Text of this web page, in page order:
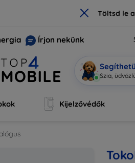
× Töltsd le
Írjon nekünk
M|
Kijelzővédők